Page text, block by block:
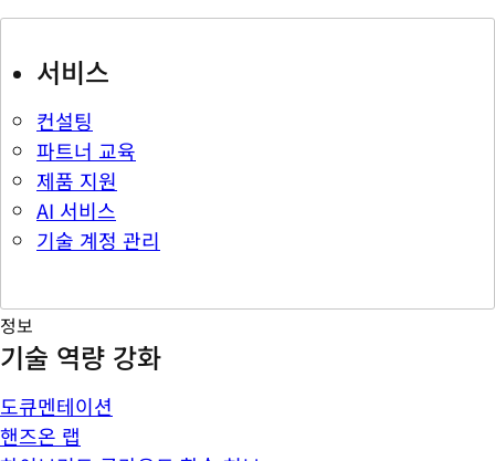
서비스
컨설팅
파트너 교육
제품 지원
AI 서비스
기술 계정 관리
정보
기술 역량 강화
도큐멘테이션
핸즈온 랩